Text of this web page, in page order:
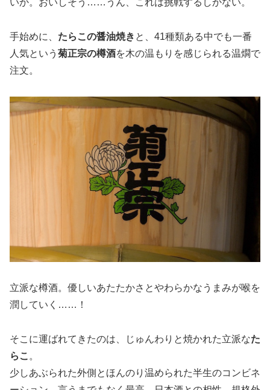
いか。おいしそう……うん、これは挑戦するしかない。
手始めに、 たらこの醤油焼き と、41種類ある中でも一番
人気という 菊正宗の樽酒を木の温もりを感じられる温燗で
注文。
立派な樽酒。優しいあたたかさとやわらかなうまみが喉を
潤していく……！
そこに運ばれてきたのは、じゅんわりと焼かれた立派なた
らこ 。
少しあぶられた外側とほんのり温められた半生のコンビネ